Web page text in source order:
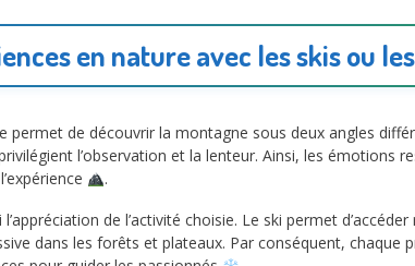
en nature avec les skis ou
permet de découvrir la montagne sous deux angles
l’observation et la lenteur. Ainsi, les émotions
.
de l’activité choisie. Le ski permet
dans les forêts et plateaux. Par conséquent, chaque